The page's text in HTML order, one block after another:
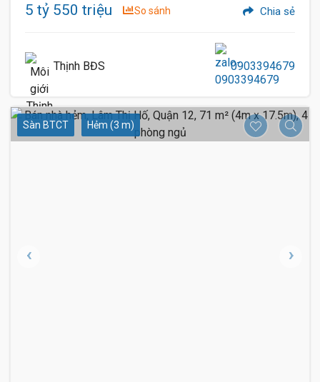
5 tỷ 550 triệu So sánh Chia sẻ
Thịnh BĐS 0903394679
Sàn BTCT Hẻm (3 m)